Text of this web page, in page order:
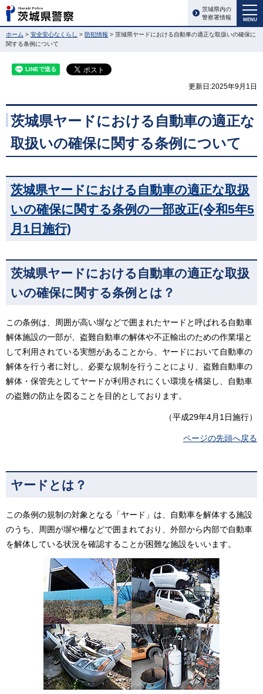
MENU
茨城県内の
警察署情報
ホーム > 安全安心なくらし > 防犯情報 > 茨城県ヤードにおける自動車の適正な取扱いの確保に
関する条例について
更新日:2025年9月1日
茨城県ヤードにおける自動車の適正な
取扱いの確保に関する条例について
茨城県ヤードにおける自動車の適正な取扱
いの確保に関する条例の一部改正(令和5年5
月1日施行)
茨城県ヤードにおける自動車の適正な取扱
いの確保に関する条例とは？
この条例は、周囲が高い塀などで囲まれたヤードと呼ばれる自動車
解体施設の一部が、盗難自動車の解体や不正輸出のための作業場と
して利用されている実態があることから、ヤードにおいて自動車の
解体を行う者に対し、必要な規制を行うことにより、盗難自動車の
解体・保管先としてヤードが利用されにくい環境を構築し、自動車
の盗難の防止を図ることを目的としております。
（平成29年4月1日施行）
ページの先頭へ戻る
ヤードとは？
この条例の規制の対象となる「ヤード」は、自動車を解体する施設
のうち、周囲が塀や柵などで囲まれており、外部から内部で自動車
を解体している状況を確認することが困難な施設をいいます。